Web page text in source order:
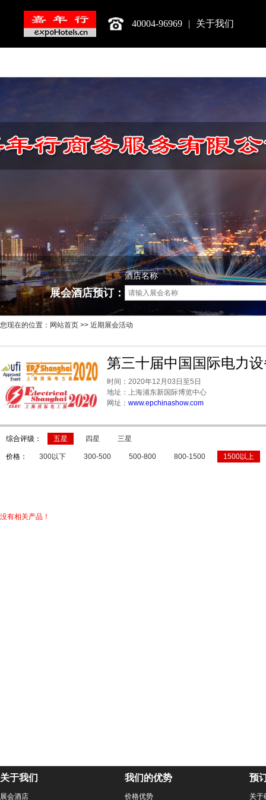
40004-96969 | 关于我们
展会酒店预订：
酒店名称
您现在的位置： 网站首页 >> 近期展会活动
第三十届中国国际电力
时间：2020年12月03日至5日
地址：上海浦东新国际博览中心
网址： www.epchinashow.com
综合评级： 五星 四星 三星
价格： 300以下 300-500 500-800 800-1500 1500以上
没有相关产品！
关于我们
展会酒店
我们的优势
价格优势
预
关于